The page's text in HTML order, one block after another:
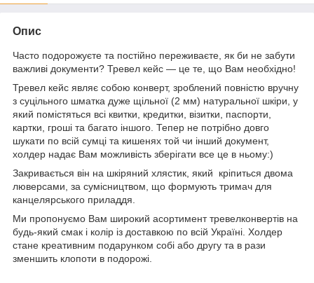
Опис
Часто подорожуєте та постійно переживаєте, як би не забути
важливі документи? Тревел кейс — це те, що Вам необхідно!
Тревел кейс являє собою конверт, зроблений повністю вручну
з суцільного шматка дуже щільної (2 мм) натуральної шкіри, у
який помістяться всі квитки, кредитки, візитки, паспорти,
картки, гроші та багато іншого. Тепер не потрібно довго
шукати по всій сумці та кишенях той чи інший документ,
холдер надає Вам можливість зберігати все це в ньому:)
Закривається він на шкіряний хлястик, який кріпиться двома
люверсами, за сумісництвом, що формують тримач для
канцелярського приладдя.
Ми пропонуємо Вам широкий асортимент тревелконвертів на
будь-який смак і колір із доставкою по всій Україні. Холдер
стане креативним подарунком собі або другу та в рази
зменшить клопоти в подорожі.